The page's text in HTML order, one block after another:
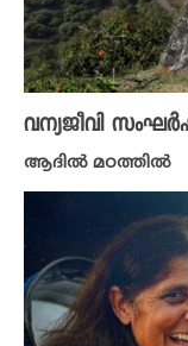
വന്യജീവി
ആദിൽ മഠത്തിൽ